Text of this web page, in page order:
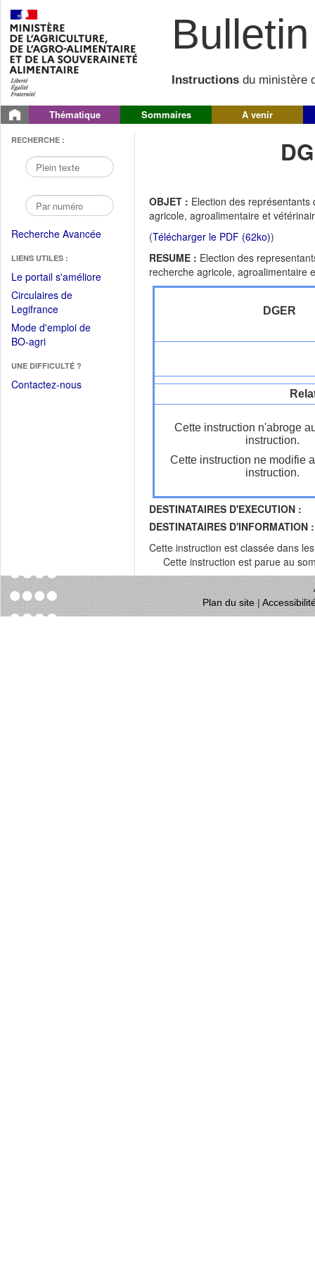
Instructions du ministère
Thématique Sommaires A venir
RECHERCHE :
Recherche Avancée
LIENS UTILES :
Le portail s'améliore(Fichier
Circulaires de
Legifrance(Ouvrir
dans
une
fenêtre)
Mode d'emploi de
BO-agri(Ouvrir
une
nouvelle
UNE DIFFICULTÉ ?
Contactez-nous
OBJET : Election des
agricole, agroalimentaire et
(Télécharger le PDF (62ko))
RESUME : Election des
recherche agricole, agroalimentaire
DGER
Cette instruction n'abroge
instruction.
Cette instruction ne modifie
instruction.
DESTINATAIRES D'EXECUTION :
DESTINATAIRES D'INFORMATION :
Cette instruction est classée dans
Cette instruction est parue au
Plan du site|